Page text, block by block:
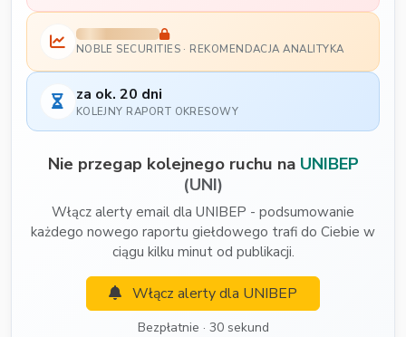
NOBLE SECURITIES · REKOMENDACJA ANALITYKA
za ok. 20 dni
KOLEJNY RAPORT OKRESOWY
Nie przegap kolejnego ruchu na UNIBEP
(UNI)
Włącz alerty email dla UNIBEP - podsumowanie
każdego nowego raportu giełdowego trafi do Ciebie w
ciągu kilku minut od publikacji.
Włącz alerty dla UNIBEP
Bezpłatnie · 30 sekund